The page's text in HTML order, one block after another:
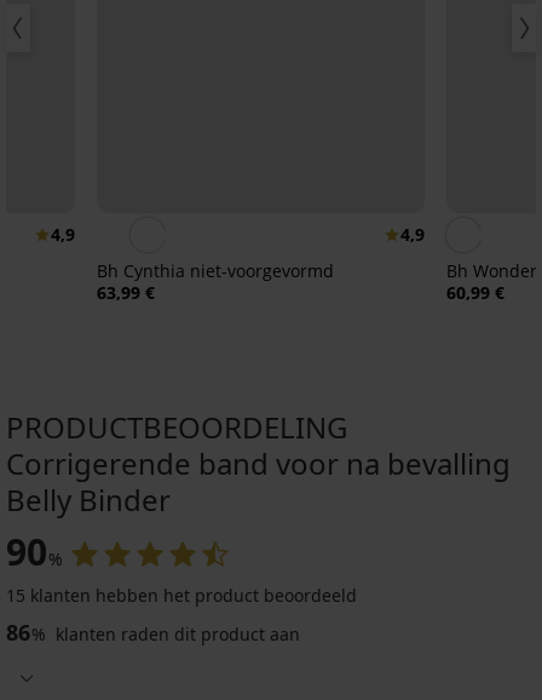
4,9
4,9
Bh Cynthia niet-voorgevormd
63,99 €
Bh
60,99 €
Ondersteunende
Mama
PRODUCTBEOORDELING
Corrigerende band voor na bevalling
Belly Binder
90%
15 klanten hebben het product beoordeeld
86% klanten raden dit product aan